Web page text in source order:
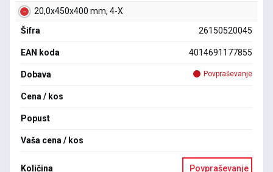
20,0x450x400 mm, 4-X
Šifra
26150520045
EAN koda 4014691177855
Dobava Povpraševanje
Cena / kos
Popust
Vaša cena / kos
Količina Povpraševanje